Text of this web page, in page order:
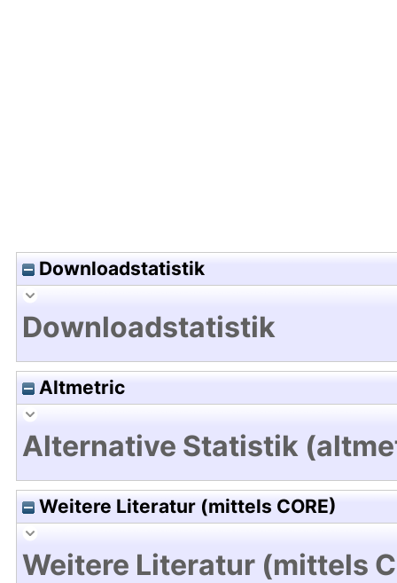
Downloadstatistik
Downloadstatistik
Altmetric
Alternative Statistik
Weitere Literatur (mittels CORE)
Weitere Literatur (mittels